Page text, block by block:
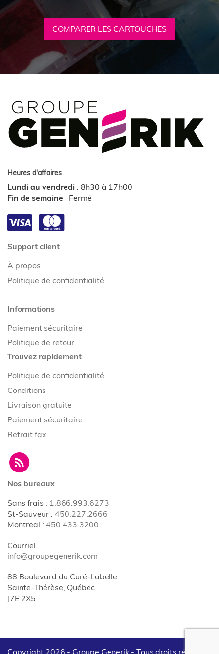
COMPARER LES CARTOUCHES
Heures d'affaires
Lundi au vendredi : 8h30 à 17h00
Fin de semaine : Fermé
Support client
À propos
Politique de confidentialité
Informations
Paiement sécuritaire
Politique de retour
Trouvez rapidement
Politique de confidentialité
Conditions
Livraison gratuite
Paiement sécuritaire
Retrait fax
Nos bureaux
Sans frais : 1.866.993.6273
St-Sauveur : 450.227.2666
Montreal : 450.433.3200
Courriel
info@groupegenerik.com
88 Boulevard du Curé-Labelle
Sainte-Thérèse, Québec
J7E 2X5
Copyright 2026 - Groupe Generik - Tous droits réservés